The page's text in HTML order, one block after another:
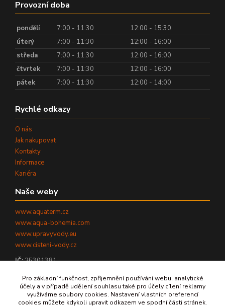
Provozní doba
pondělí 7:00 - 11:30
12:00 - 15:30
úterý
7:00 - 11:30
12:00 - 16:00
středa
7:00 - 11:30
12:00 - 16:00
čtvrtek
7:00 - 11:30
12:00 - 16:00
pátek
7:00 - 11:30 12:00 - 14:00
Rychlé odkazy
O nás
Jak nakupovat
Kontakty
Informace
Kariéra
Naše weby
www.aquaterm.cz
www.aqua-bohemia.com
www.upravyvody.eu
www.cisteni-vody.cz
IČ:25301381
Pro základní funkčnost, zpříjemnění používání webu, analytické
účely a v případě udělení souhlasu také pro účely cílení reklamy
využíváme soubory cookies. Nastavení vlastních preferencí
cookies můžete kdykoli upravit odkazem ve spodní části stránek.